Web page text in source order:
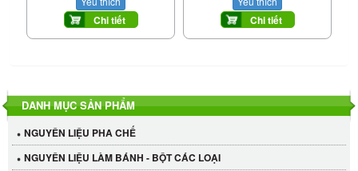
Chi tiết Chi tiết
DANH MỤC SẢN PHẨM
NGUYÊN LIỆU PHA CHẾ
NGUYÊN LIỆU LÀM BÁNH - BỘT CÁC LOẠI